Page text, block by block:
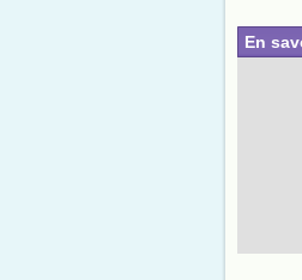
En